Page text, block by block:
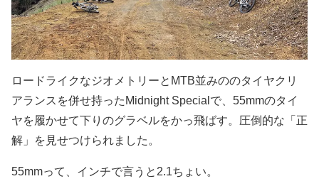
ロードライクなジオメトリーとMTB並みののタイヤクリ
アランスを併せ持ったMidnight Specialで、55mmのタイ
ヤを履かせて下りのグラベルをかっ飛ばす。圧倒的な「正
解」を見せつけられました。
55mmって、インチで言うと2.1ちょい。